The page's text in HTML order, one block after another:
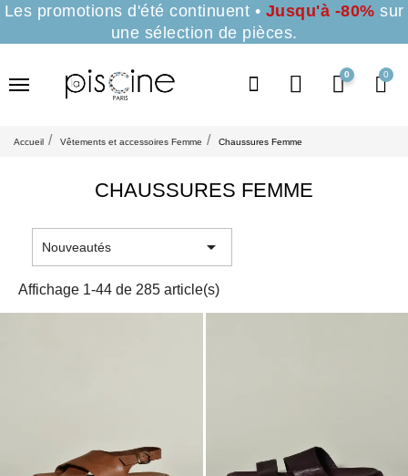
Les promotions d'été continuent • Jusqu'à -80% sur
une sélection de pièces.
0
Accueil Vêtements et accessoires Femme Chaussures Femme
CHAUSSURES FEMME
Nouveautés 
Affichage 1-44 de 285 article(s)